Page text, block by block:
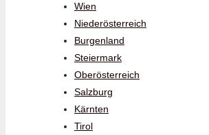
Wien
Niederösterreich
Burgenland
Steiermark
Oberösterreich
Salzburg
Kärnten
Tirol